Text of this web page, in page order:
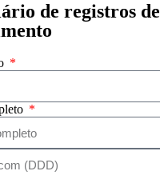
de registros de